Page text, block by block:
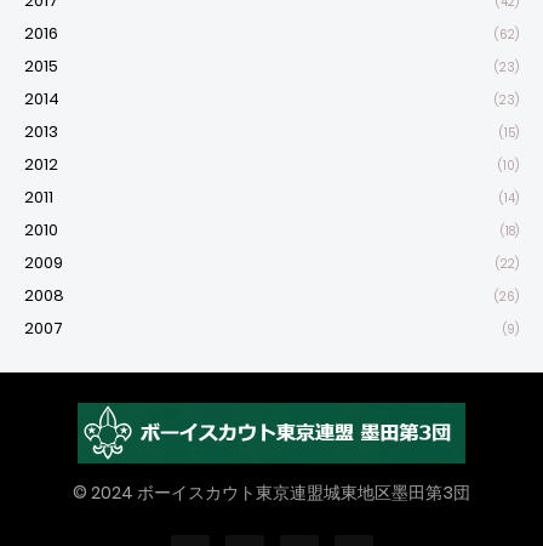
2016 (62)
2015 (23)
2014 (23)
2013 (15)
2012 (10)
2011 (14)
2010 (18)
2009 (22)
2008 (26)
2007 (9)
© 2024 ボーイスカウト東京連盟城東地区墨田第3団